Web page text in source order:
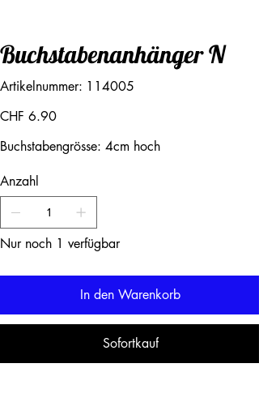
Buchstabenanhänger N
Artikelnummer:
Artikelnummer:
114005
114005
Preis
CHF 6.90
Buchstabengrösse: 4cm hoch
Anzahl
Nur noch 1 verfügbar
In den Warenkorb
Sofortkauf